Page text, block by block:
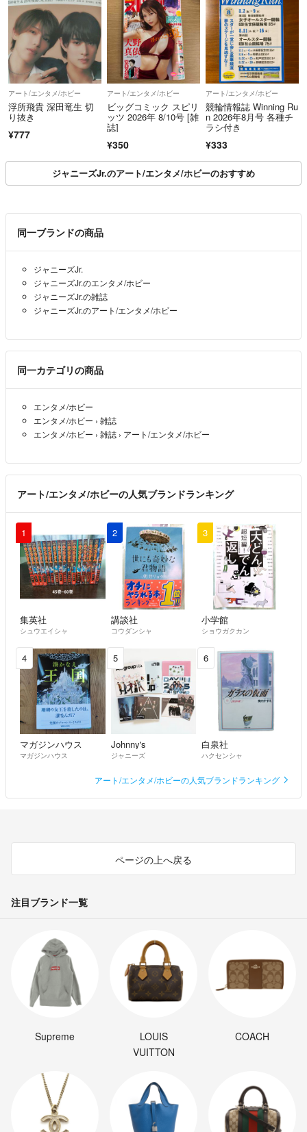
アート/エンタメ/ホビー
浮所飛貴 深田竜生 切
り抜き
¥777
アート/エンタメ/ホビー
ビッグコミック スピリ
ッツ 2026年 8/10号 [雑
誌]
¥350
アート/エンタメ/ホビー
競輪情報誌 Winning Ru
n 2026年8月号 各種チ
ラシ付き
¥333
ジャニーズJr.のアート/エンタメ/ホビーのおすすめ
同一ブランドの商品
ジャニーズJr.
ジャニーズJr.のエンタメ/ホビー
ジャニーズJr.の雑誌
ジャニーズJr.のアート/エンタメ/ホビー
同一カテゴリの商品
エンタメ/ホビー
エンタメ/ホビー › 雑誌
エンタメ/ホビー › 雑誌 › アート/エンタメ/ホビー
アート/エンタメ/ホビーの人気ブランドランキング
1
集英社
シュウエイシャ
2
講談社
コウダンシャ
3
小学館
ショウガクカン
4
マガジンハウス
マガジンハウス
5
Johnny's
ジャニーズ
6
白泉社
ハクセンシャ
アート/エンタメ/ホビーの人気ブランドランキング
ページの上へ戻る
注目ブランド一覧
Supreme
LOUIS
VUITTON
COACH